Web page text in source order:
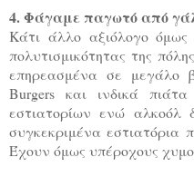
4. Φάγαμε παγωτό από
Κάτι άλλο αξιόλογο
πολυτισμικότητας της
επηρεασμένα σε μεγάλο
Burgers και ινδικά
εστιατορίων ενώ αλκοόλ
συγκεκριμένα εστιατόρια
Έχουν όμως υπέροχους